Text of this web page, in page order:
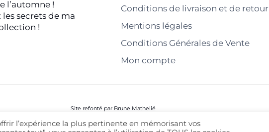
l’automne !
les secrets de ma
!
Conditions de livraison et de retour
Mentions légales
Conditions Générales de Vente
Mon compte
Site refonté par Brune Mathelié
l’expérience la plus pertinente en mémorisant vos